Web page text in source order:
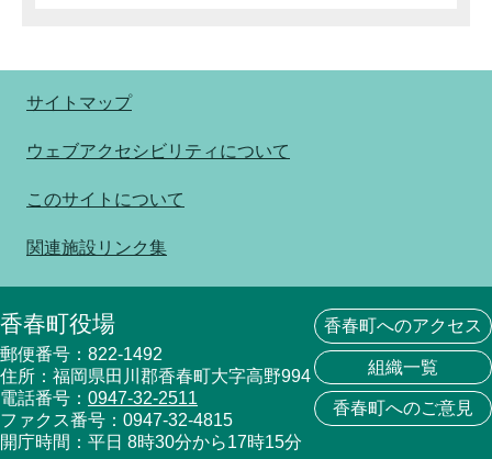
サイトマップ
ウェブアクセシビリティについて
このサイトについて
関連施設リンク集
香春町役場
郵便番号：822-1492
住所：福岡県田川郡香春町大字高野994
電話番号： 0947-32-2511
ファクス番号：0947-32-4815
開庁時間：平日 8時30分から17時15分
香春町へのアクセス
組織一覧
香春町へのご意見